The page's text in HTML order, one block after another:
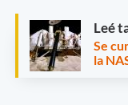
Leé
Se
la